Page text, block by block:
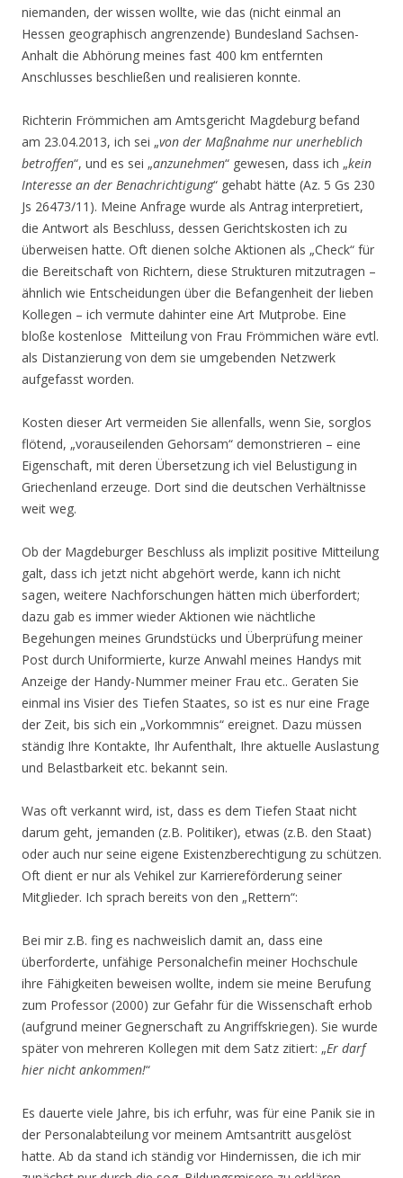
niemanden, der wissen wollte, wie das (nicht einmal an
Hessen geographisch angrenzende) Bundesland Sachsen-
Anhalt die Abhörung meines fast 400 km entfernten
Anschlusses beschließen und realisieren konnte.
Richterin Frömmichen am Amtsgericht Magdeburg befand
am 23.04.2013, ich sei „von der Maßnahme nur unerheblich
betroffen“, und es sei „anzunehmen“ gewesen, dass ich „kein
Interesse an der Benachrichtigung“ gehabt hätte (Az. 5 Gs 230
Js 26473/11). Meine Anfrage wurde als Antrag interpretiert,
die Antwort als Beschluss, dessen Gerichtskosten ich zu
überweisen hatte. Oft dienen solche Aktionen als „Check“ für
die Bereitschaft von Richtern, diese Strukturen mitzutragen –
ähnlich wie Entscheidungen über die Befangenheit der lieben
Kollegen – ich vermute dahinter eine Art Mutprobe. Eine
bloße kostenlose Mitteilung von Frau Frömmichen wäre evtl.
als Distanzierung von dem sie umgebenden Netzwerk
aufgefasst worden.
Kosten dieser Art vermeiden Sie allenfalls, wenn Sie, sorglos
flötend, „vorauseilenden Gehorsam“ demonstrieren – eine
Eigenschaft, mit deren Übersetzung ich viel Belustigung in
Griechenland erzeuge. Dort sind die deutschen Verhältnisse
weit weg.
Ob der Magdeburger Beschluss als implizit positive Mitteilung
galt, dass ich jetzt nicht abgehört werde, kann ich nicht
sagen, weitere Nachforschungen hätten mich überfordert;
dazu gab es immer wieder Aktionen wie nächtliche
Begehungen meines Grundstücks und Überprüfung meiner
Post durch Uniformierte, kurze Anwahl meines Handys mit
Anzeige der Handy-Nummer meiner Frau etc.. Geraten Sie
einmal ins Visier des Tiefen Staates, so ist es nur eine Frage
der Zeit, bis sich ein „Vorkommnis“ ereignet. Dazu müssen
ständig Ihre Kontakte, Ihr Aufenthalt, Ihre aktuelle Auslastung
und Belastbarkeit etc. bekannt sein.
Was oft verkannt wird, ist, dass es dem Tiefen Staat nicht
darum geht, jemanden (z.B. Politiker), etwas (z.B. den Staat)
oder auch nur seine eigene Existenzberechtigung zu schützen.
Oft dient er nur als Vehikel zur Karriereförderung seiner
Mitglieder. Ich sprach bereits von den „Rettern“:
Bei mir z.B. fing es nachweislich damit an, dass eine
überforderte, unfähige Personalchefin meiner Hochschule
ihre Fähigkeiten beweisen wollte, indem sie meine Berufung
zum Professor (2000) zur Gefahr für die Wissenschaft erhob
(aufgrund meiner Gegnerschaft zu Angriffskriegen). Sie wurde
später von mehreren Kollegen mit dem Satz zitiert: „Er darf
hier nicht ankommen!“
Es dauerte viele Jahre, bis ich erfuhr, was für eine Panik sie in
der Personalabteilung vor meinem Amtsantritt ausgelöst
hatte. Ab da stand ich ständig vor Hindernissen, die ich mir